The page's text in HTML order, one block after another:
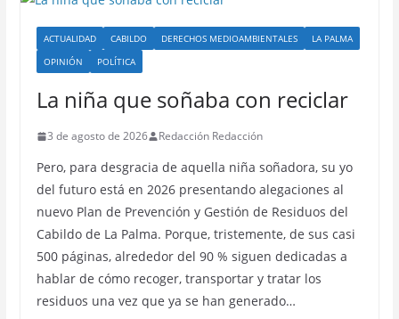
ACTUALIDAD CABILDO DERECHOS MEDIOAMBIENTALES
LA PALMA
OPINIÓN
POLÍTICA
La niña que soñaba con reciclar
3 de agosto de 2026 Redacción Redacción
Pero, para desgracia de aquella niña soñadora, su yo
del futuro está en 2026 presentando alegaciones al
nuevo Plan de Prevención y Gestión de Residuos del
Cabildo de La Palma. Porque, tristemente, de sus casi
500 páginas, alrededor del 90 % siguen dedicadas a
hablar de cómo recoger, transportar y tratar los
residuos una vez que ya se han generado…